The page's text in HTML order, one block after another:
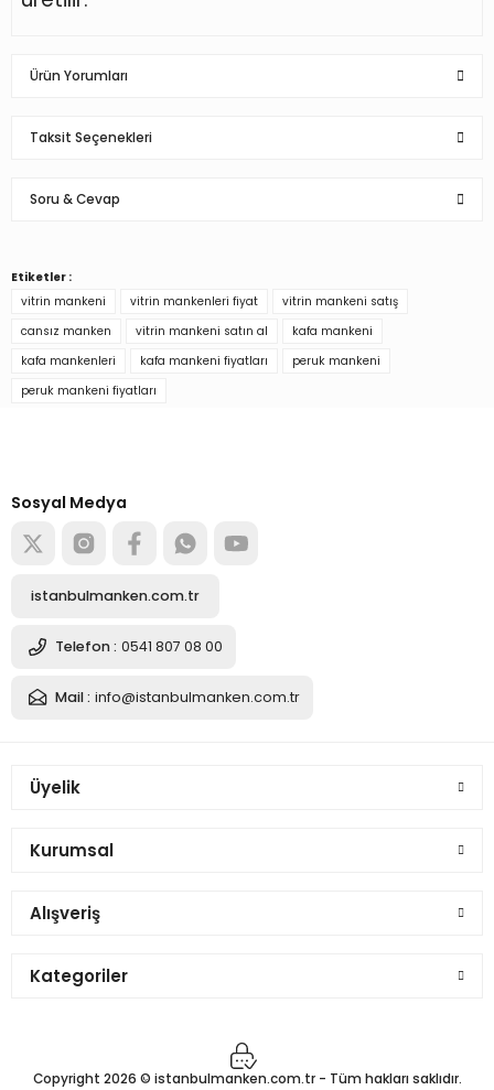
Ürün Yorumları
Taksit Seçenekleri
Soru & Cevap
Etiketler :
vitrin mankeni
vitrin mankenleri fiyat
vitrin mankeni satış
cansız manken
vitrin mankeni satın al
kafa mankeni
kafa mankenleri
kafa mankeni fiyatları
peruk mankeni
peruk mankeni fiyatları
Sosyal Medya
istanbulmanken.com.tr
Telefon : 0541 807 08 00
Mail : info@istanbulmanken.com.tr
Üyelik
Kurumsal
Alışveriş
Kategoriler
Copyright 2026 © istanbulmanken.com.tr - Tüm hakları saklıdır.